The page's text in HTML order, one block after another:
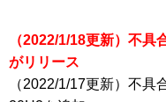
（2022/1/18更新）不
がリリース
（2022/1/17更新）不